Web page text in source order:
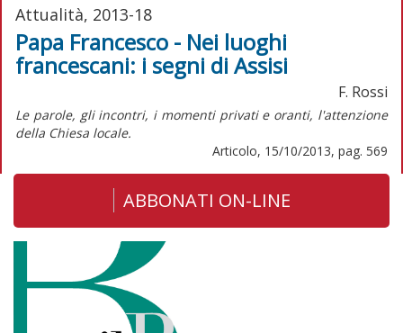
Attualità, 2013-18
Papa Francesco - Nei luoghi
francescani: i segni di Assisi
F. Rossi
Le parole, gli incontri, i momenti privati e oranti, l'attenzione
della Chiesa locale.
Articolo, 15/10/2013, pag. 569
ABBONATI ON-LINE